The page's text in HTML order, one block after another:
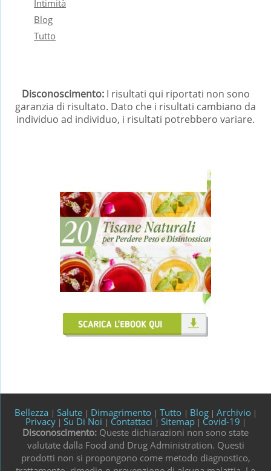
Intimità
Blog
Tutto
Disconoscimento:I risultati qui riportati non sono
garanzia di risultato. Dato che i risultati cambiano da
individuo ad individuo, i risultati potrebbero variare.
Bellezza | Salute | Dimagrimento | Tutto | Blog| Archivio|
Privacy| Su Di Noi | Contattaci | Sitemap| Covid-19 |
Disconoscimento: Queste dichiarazioni non sono state
valutate dalla Food and Drug Administration. Questi
prodotti non si propongono come metodo diagnostico,